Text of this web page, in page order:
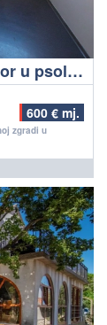
Rijeka, iznajmljujemo uredski prostor u psolovnoj zgradi s liftom u strogom centru grada!
600 € mj.
zgradi u